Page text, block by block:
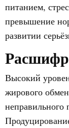
питанием,
превышение
развитии
Высокий
жирового
неправильного